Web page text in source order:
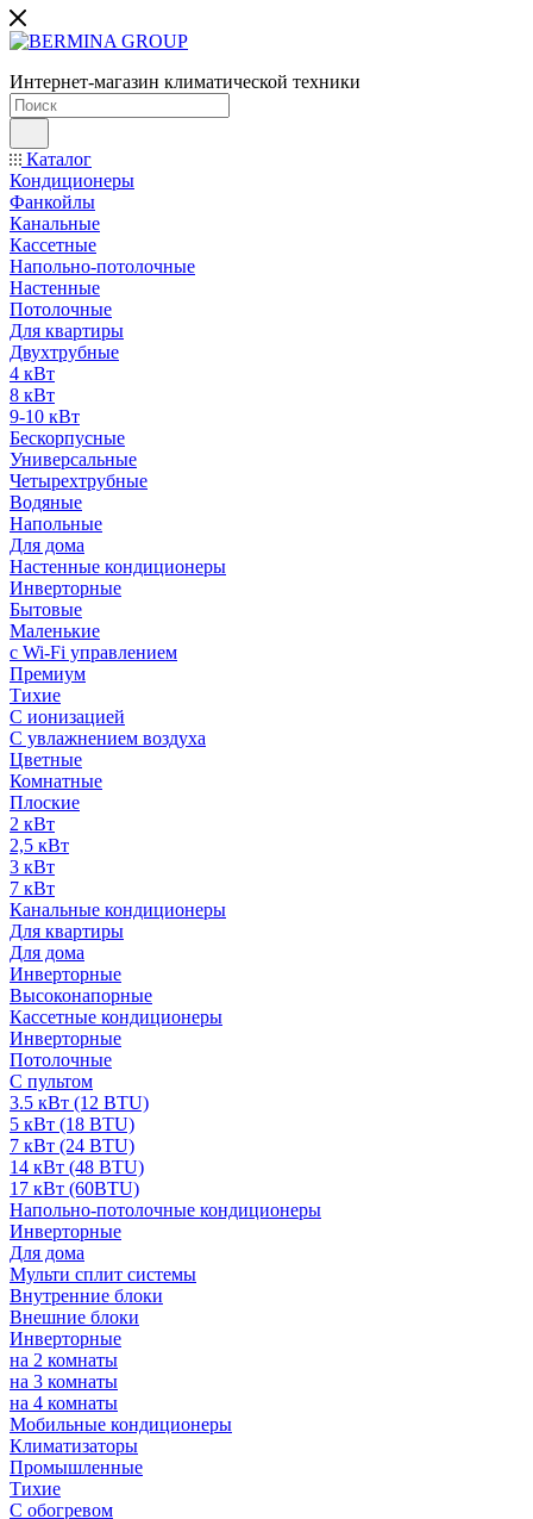
Интернет-магазин климатической техники
Каталог
Кондиционеры
Фанкойлы
Канальные
Кассетные
Напольно-потолочные
Настенные
Потолочные
Для квартиры
Двухтрубные
4 кВт
8 кВт
9-10 кВт
Бескорпусные
Универсальные
Четырехтрубные
Водяные
Напольные
Для дома
Настенные кондиционеры
Инверторные
Бытовые
Маленькие
с Wi-Fi управлением
Премиум
Тихие
С ионизацией
С увлажнением воздуха
Цветные
Комнатные
Плоские
2 кВт
2,5 кВт
3 кВт
7 кВт
Канальные кондиционеры
Для квартиры
Для дома
Инверторные
Высоконапорные
Кассетные кондиционеры
Инверторные
Потолочные
С пультом
3.5 кВт (12 BTU)
5 кВт (18 BTU)
7 кВт (24 BTU)
14 кВт (48 BTU)
17 кВт (60BTU)
Напольно-потолочные кондиционеры
Инверторные
Для дома
Мульти сплит системы
Внутренние блоки
Внешние блоки
Инверторные
на 2 комнаты
на 3 комнаты
на 4 комнаты
Мобильные кондиционеры
Климатизаторы
Промышленные
Тихие
С обогревом